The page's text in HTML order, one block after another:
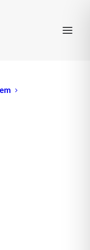
Maß –